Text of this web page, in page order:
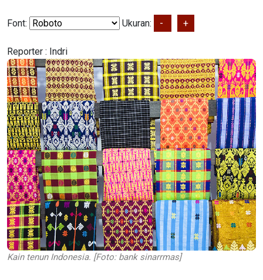
Font: Ukuran: - +
Reporter : Indri
Kain tenun Indonesia. [Foto: bank sinarrmas]